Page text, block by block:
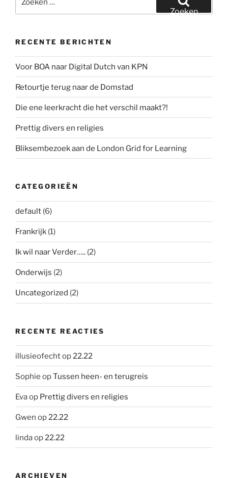
naar:
Zoeken
RECENTE BERICHTEN
Voor BOA naar Digital Dutch van KPN
Retourtje terug naar de Domstad
Die ene leerkracht die het verschil maakt?!
Prettig divers en religies
Bliksembezoek aan de London Grid for Learning
CATEGORIEËN
default (6)
Frankrijk (1)
Ik wil naar Verder….. (2)
Onderwijs (2)
Uncategorized (2)
RECENTE REACTIES
illusieofechtop22.22
Sophie opTussen heen- en terugreis
Evaop Prettig divers en religies
Gwen op22.22
lindaop22.22
ARCHIEVEN